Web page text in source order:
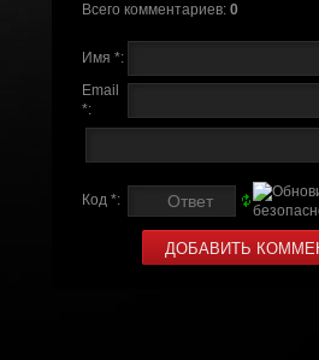
Всего комментариев: 0
Имя *:
Email
*:
Код *: